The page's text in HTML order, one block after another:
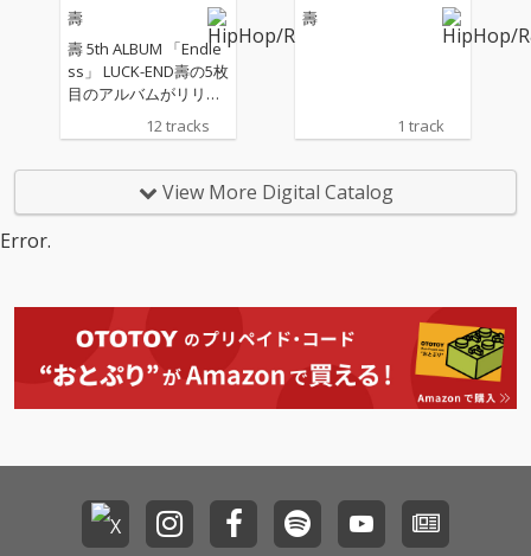
壽
壽 5th ALBUM 「Endle
ss」 LUCK-END壽の5枚
目のアルバムがリリー
スされる。2020年1st A
LBUM「SMACK」を皮
Mをリリースし続けて
今作で5枚目のALBUM
サポートしている。そ
して今年3月にリリー
スされ話題となったRA
WAXとの「Stay Rea
BAと言ったClassicを残
してる素晴らしい面々
との初セッション。ま
12 tracks
壽
1 track
View More Digital Catalog
Error.